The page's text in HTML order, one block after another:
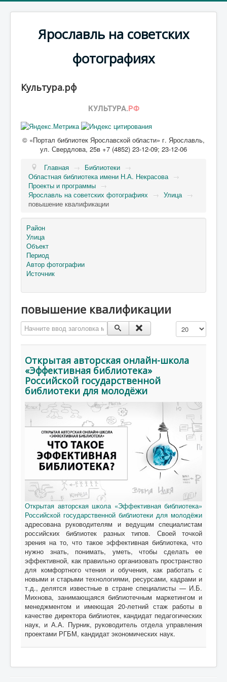
Ярославль на советских
фотографиях
Культура.рф
© «Портал библиотек Ярославской области» г. Ярославль,
ул. Свердлова, 25в +7 (4852) 23-12-09; 23-12-06
Главная → Библиотеки →
Областная библиотека имени Н.А. Некрасова →
Проекты и программы →
Ярославль на советских фотографиях
→ Улица →
повышение квалификации
Район
Улица
Объект
Период
Автор фотографии
Источник
повышение квалификации
Начните ввод заголовка метки Кол-во строк:
Открытая авторская онлайн-школа
«Эффективная библиотека»
Российской государственной
библиотеки для молодёжи
Открытая авторская школа «Эффективная библиотека»
Российской государственной библиотеки для молодёжи
адресована руководителям и ведущим специалистам
российских библиотек разных типов. Своей точкой
зрения на то, что такое эффективная библиотека, что
нужно знать, понимать, уметь, чтобы сделать ее
эффективной, как правильно организовать пространство
для комфортного чтения и обучения, как работать с
новыми и старыми технологиями, ресурсами, кадрами и
т.д., делятся известные в стране специалисты — И.Б.
Михнова, занимающаяся библиотечным маркетингом и
менеджментом и имеющая 20-летний стаж работы в
качестве директора библиотек, кандидат педагогических
наук, и А.А. Пурник, руководитель отдела управления
проектами РГБМ, кандидат экономических наук.